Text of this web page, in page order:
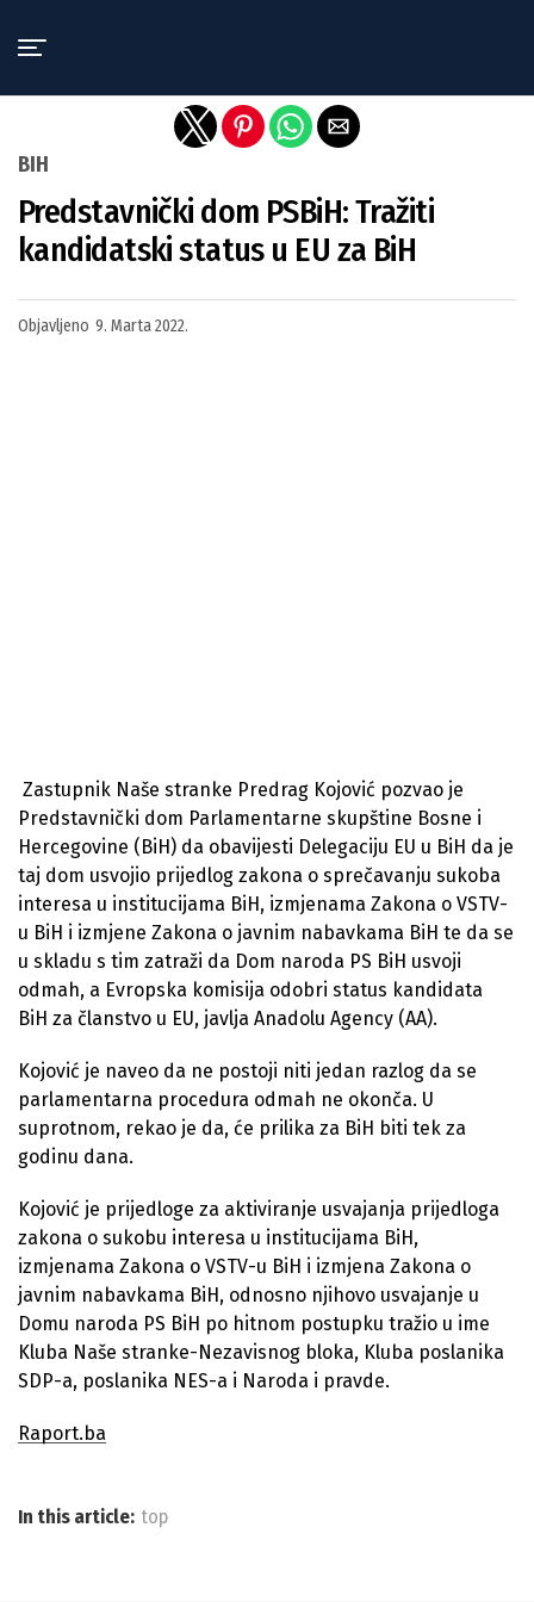
BIH
Predstavnički dom PSBiH: Tražiti
kandidatski status u EU za BiH
Objavljeno 9. Marta 2022.
Zastupnik Naše stranke Predrag Kojović pozvao je
Predstavnički dom Parlamentarne skupštine Bosne i
Hercegovine (BiH) da obavijesti Delegaciju EU u BiH da je
taj dom usvojio prijedlog zakona o sprečavanju sukoba
interesa u institucijama BiH, izmjenama Zakona o VSTV-
u BiH i izmjene Zakona o javnim nabavkama BiH te da se
u skladu s tim zatraži da Dom naroda PS BiH usvoji
odmah, a Evropska komisija odobri status kandidata
BiH za članstvo u EU, javlja Anadolu Agency (AA).
Kojović je naveo da ne postoji niti jedan razlog da se
parlamentarna procedura odmah ne okonča. U
suprotnom, rekao je da, će prilika za BiH biti tek za
godinu dana.
Kojović je prijedloge za aktiviranje usvajanja prijedloga
zakona o sukobu interesa u institucijama BiH,
izmjenama Zakona o VSTV-u BiH i izmjena Zakona o
javnim nabavkama BiH, odnosno njihovo usvajanje u
Domu naroda PS BiH po hitnom postupku tražio u ime
Kluba Naše stranke-Nezavisnog bloka, Kluba poslanika
SDP-a, poslanika NES-a i Naroda i pravde.
Raport.ba
In this article: top